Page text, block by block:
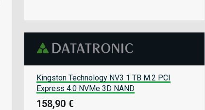
Kingston Technology NV3 1 TB M.2 PCI
Express 4.0 NVMe 3D NAND
158,90 €